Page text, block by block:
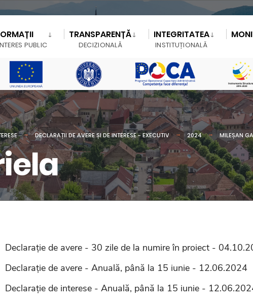
PUBLIC
TRANSPARENȚĂ
DECIZIONALĂ
INTEGRITATEA
INSTITUȚIONALĂ
DECLARAȚII DE AVERE ȘI DE INTERESE - EXECUTIV 2024 MILEȘAN
Declarație de avere - 30 zile de la numire în proiect -
Declarație de avere - Anuală, până la 15 iunie - 12.06.2024
Declarație de interese - Anuală, până la 15 iunie -